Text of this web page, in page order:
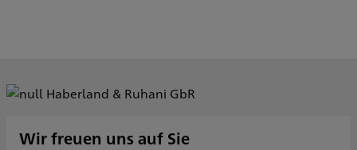
Wir freuen uns auf Sie